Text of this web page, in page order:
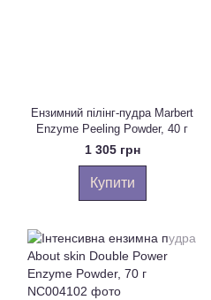
Ензимний пілінг-пудра Marbert
Enzyme Peeling Powder, 40 г
1 305 грн
Купити